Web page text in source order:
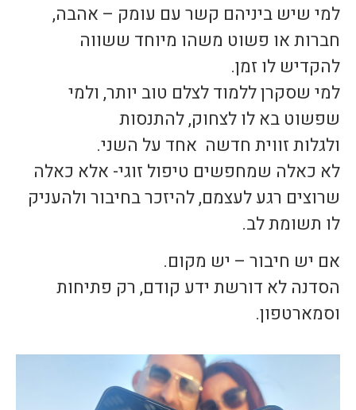
למי שיש ביניהם קשר עם עומק – אהבה,
חברות או פשוט משהו מיוחד ששווה
להקדיש לו זמן.
למי שסקרן ללמוד לצלם טוב יותר, ולמי
שפשוט בא לו לצחוק, להתנסות
ולגלות זווית חדשה אחד על השני.
לא כאלה שמחפשים טיפול זוגי- אלא כאלה
שרוצים רגע לעצמם, להיזכר בחיבור ולהעניק
לו תשומת לב.
אם יש חיבור – יש מקום.
הסדנה לא דורשת ידע קודם, רק פתיחות
וסמארטפון.